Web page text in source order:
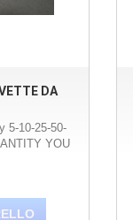
DA
5-10-25-50-
YOU